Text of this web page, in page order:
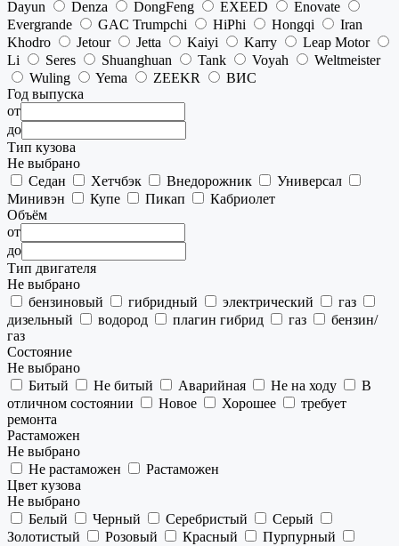
Dayun
Denza DongFeng EXEED
Enovate
Evergrande
GAC Trumpchi HiPhi Hongqi
Iran
Khodro
Jetour Jetta Kaiyi Karry
Leap Motor
Li
Seres Shuanghuan Tank Voyah
Weltmeister
Wuling
Yema ZEEKR
ВИС
Год выпуска
от
до
Тип кузова
Не выбрано
Седан
Хетчбэк Внедорожник
Универсал
Минивэн
Купе Пикап
Кабриолет
Объём
от
до
Тип двигателя
Не выбрано
бензиновый
гибридный электрический
газ
дизельный
водород плагин гибрид газ
бензин/
газ
Состояние
Не выбрано
Битый
Не битый Аварийная Не на ходу
В
отличном состоянии
Новое Хорошее
требует
ремонта
Растаможен
Не выбрано
Не растаможен
Растаможен
Цвет кузова
Не выбрано
Белый
Черный Серебристый
Серый
Золотистый
Розовый Красный
Пурпурный